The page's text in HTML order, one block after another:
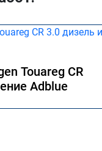
Touareg CR
Adblue